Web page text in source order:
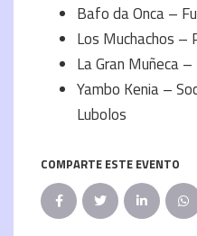
Bafo da Onca –
Los Muchachos –
La Gran Muñeca
Yambo Kenia –
Lubolos
COMPARTE ESTE EVENTO